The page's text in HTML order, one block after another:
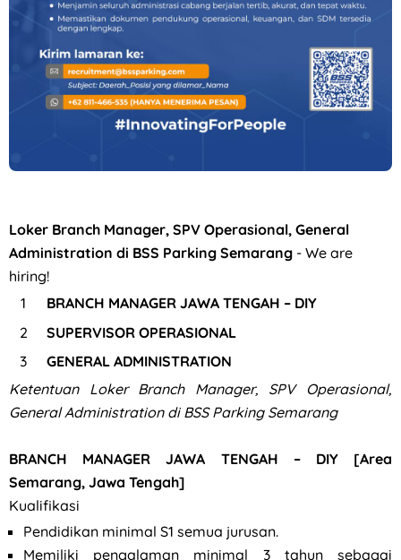
Loker Branch Manager, SPV Operasional, General
Administration di BSS Parking Semarang - We are
hiring!
BRANCH MANAGER JAWA TENGAH – DIY
SUPERVISOR OPERASIONAL
GENERAL ADMINISTRATION
Ketentuan Loker Branch Manager, SPV Operasional,
General Administration di BSS Parking Semarang
BRANCH MANAGER JAWA TENGAH – DIY [Area
Semarang, Jawa Tengah]
Kualifikasi
Pendidikan minimal S1 semua jurusan.
Memiliki pengalaman minimal 3 tahun sebagai